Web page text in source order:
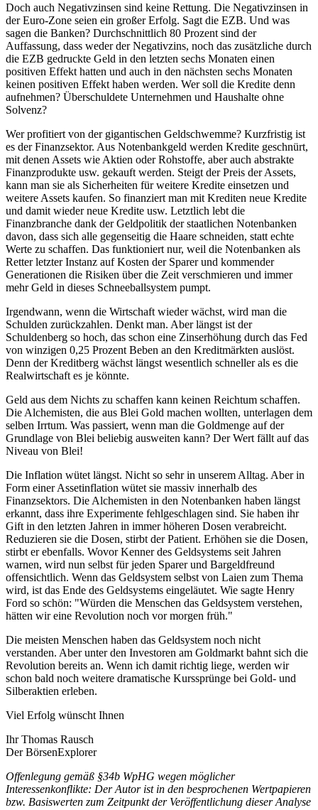
Doch auch Negativzinsen sind keine Rettung. Die Negativzinsen in
der Euro-Zone seien ein großer Erfolg. Sagt die EZB. Und was
sagen die Banken? Durchschnittlich 80 Prozent sind der
Auffassung, dass weder der Negativzins, noch das zusätzliche durch
die EZB gedruckte Geld in den letzten sechs Monaten einen
positiven Effekt hatten und auch in den nächsten sechs Monaten
keinen positiven Effekt haben werden. Wer soll die Kredite denn
aufnehmen? Überschuldete Unternehmen und Haushalte ohne
Solvenz?
Wer profitiert von der gigantischen Geldschwemme? Kurzfristig ist
es der Finanzsektor. Aus Notenbankgeld werden Kredite geschnürt,
mit denen Assets wie Aktien oder Rohstoffe, aber auch abstrakte
Finanzprodukte usw. gekauft werden. Steigt der Preis der Assets,
kann man sie als Sicherheiten für weitere Kredite einsetzen und
weitere Assets kaufen. So finanziert man mit Krediten neue Kredite
und damit wieder neue Kredite usw. Letztlich lebt die
Finanzbranche dank der Geldpolitik der staatlichen Notenbanken
davon, dass sich alle gegenseitig die Haare schneiden, statt echte
Werte zu schaffen. Das funktioniert nur, weil die Notenbanken als
Retter letzter Instanz auf Kosten der Sparer und kommender
Generationen die Risiken über die Zeit verschmieren und immer
mehr Geld in dieses Schneeballsystem pumpt.
Irgendwann, wenn die Wirtschaft wieder wächst, wird man die
Schulden zurückzahlen. Denkt man. Aber längst ist der
Schuldenberg so hoch, das schon eine Zinserhöhung durch das Fed
von winzigen 0,25 Prozent Beben an den Kreditmärkten auslöst.
Denn der Kreditberg wächst längst wesentlich schneller als es die
Realwirtschaft es je könnte.
Geld aus dem Nichts zu schaffen kann keinen Reichtum schaffen.
Die Alchemisten, die aus Blei Gold machen wollten, unterlagen dem
selben Irrtum. Was passiert, wenn man die Goldmenge auf der
Grundlage von Blei beliebig ausweiten kann? Der Wert fällt auf das
Niveau von Blei!
Die Inflation wütet längst. Nicht so sehr in unserem Alltag. Aber in
Form einer Assetinflation wütet sie massiv innerhalb des
Finanzsektors. Die Alchemisten in den Notenbanken haben längst
erkannt, dass ihre Experimente fehlgeschlagen sind. Sie haben ihr
Gift in den letzten Jahren in immer höheren Dosen verabreicht.
Reduzieren sie die Dosen, stirbt der Patient. Erhöhen sie die Dosen,
stirbt er ebenfalls. Wovor Kenner des Geldsystems seit Jahren
warnen, wird nun selbst für jeden Sparer und Bargeldfreund
offensichtlich. Wenn das Geldsystem selbst von Laien zum Thema
wird, ist das Ende des Geldsystems eingeläutet. Wie sagte Henry
Ford so schön: "Würden die Menschen das Geldsystem verstehen,
hätten wir eine Revolution noch vor morgen früh."
Die meisten Menschen haben das Geldsystem noch nicht
verstanden. Aber unter den Investoren am Goldmarkt bahnt sich die
Revolution bereits an. Wenn ich damit richtig liege, werden wir
schon bald noch weitere dramatische Kurssprünge bei Gold- und
Silberaktien erleben.
Viel Erfolg wünscht Ihnen
Ihr Thomas Rausch
Der BörsenExplorer
Offenlegung gemäß §34b WpHG wegen möglicher
Interessenkonflikte: Der Autor ist in den besprochenen Wertpapieren
bzw. Basiswerten zum Zeitpunkt der Veröffentlichung dieser Analyse